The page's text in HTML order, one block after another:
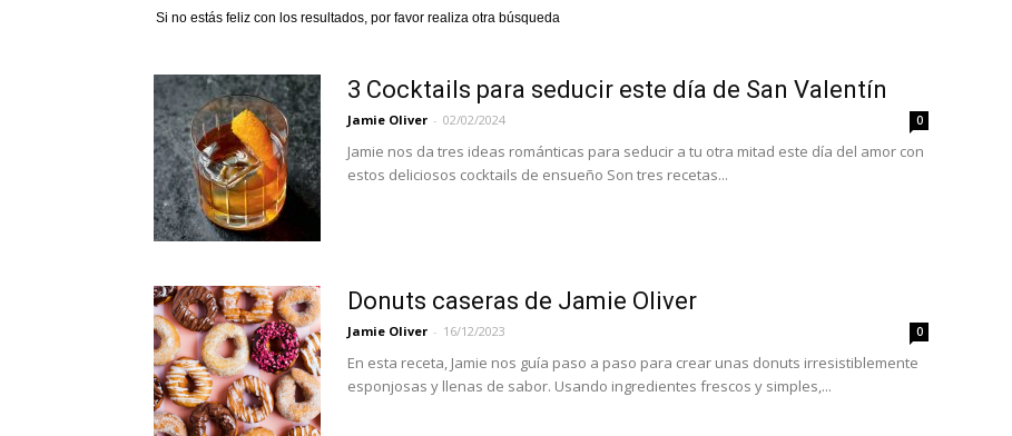
Si no estás feliz con los resultados, por favor realiza otra búsqueda
3 Cocktails para seducir este día de San Valentín
Jamie Oliver - 02/02/2024 0
Jamie nos da tres ideas románticas para seducir a tu otra mitad este día del amor con
estos deliciosos cocktails de ensueño Son tres recetas...
Donuts caseras de Jamie Oliver
Jamie Oliver - 16/12/2023 0
En esta receta, Jamie nos guía paso a paso para crear unas donuts irresistiblemente
esponjosas y llenas de sabor. Usando ingredientes frescos y simples,...